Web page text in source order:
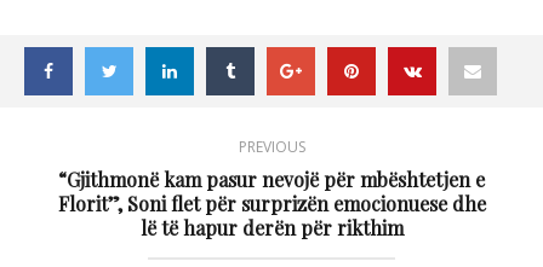
PREVIOUS
“Gjithmonë kam pasur nevojë për mbështetjen e
Florit”, Soni flet për surprizën emocionuese dhe
lë të hapur derën për rikthim